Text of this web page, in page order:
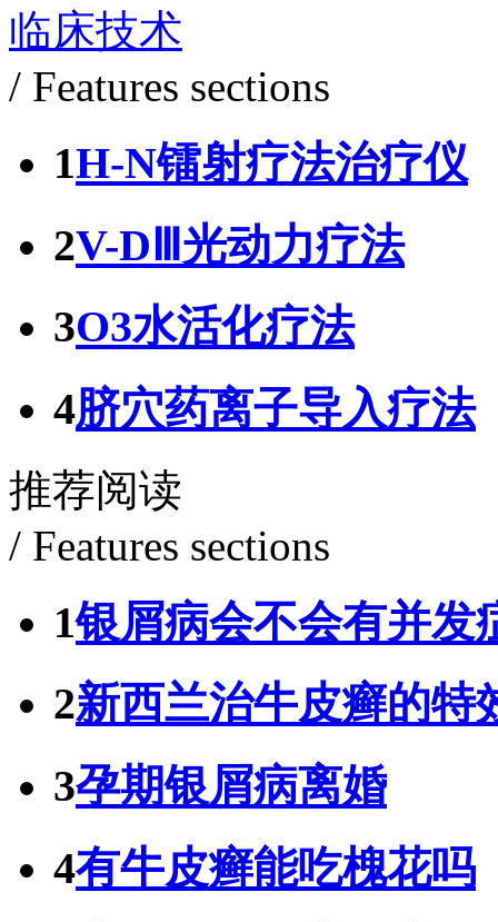
临床技术
/ Features sections
1H-N镭射疗法治疗仪
2V-DⅢ光动力疗法
3O3水活化疗法
4脐穴药离子导入疗法
推荐阅读
/ Features sections
1银屑病会不会有并发
2新西兰治牛皮癣的特
3孕期银屑病离婚
4有牛皮癣能吃槐花吗